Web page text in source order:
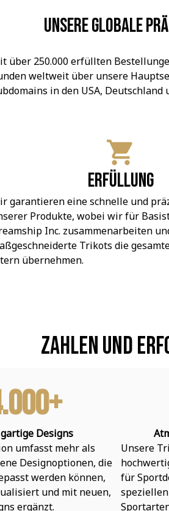
Unsere globale
über 250.000 erfüllten
weltweit über unsere
in den USA, Deutschland
Erfüllung
garantieren eine schnelle und
Produkte, wobei wir für
Inc. zusammenarbeiten
Trikots die
übernehmen.
Zahlen und
Designs
umfasst mehr als
Designoptionen, die
werden können,
und mit neuen,
ergänzt.
Unsere
für